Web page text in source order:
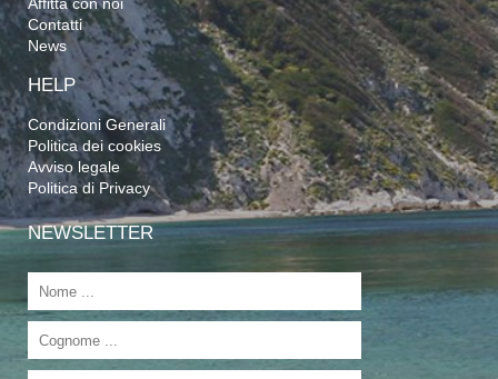
Contatti
News
HELP
Condizioni Generali
Politica dei cookies
Avviso legale
Politica di Privacy
NEWSLETTER